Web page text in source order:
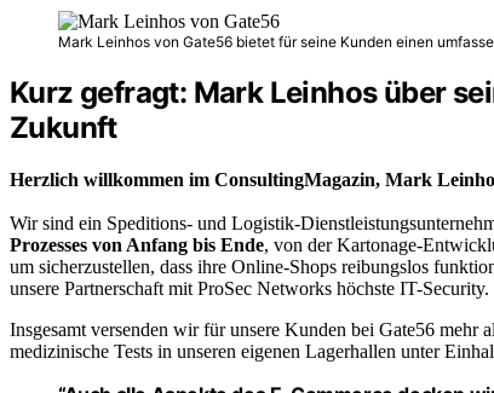
Mark Leinhos von Gate56 bietet für seine Kunden einen
Kurz gefragt: Mark Leinhos über
Zukunft
Herzlich willkommen im ConsultingMagazin, Mark
Wir sind ein Speditions- und Logistik-
Prozesses von Anfang bis Ende, von der Kartonage-
um sicherzustellen, dass ihre Online-Shops reibungslos
unsere Partnerschaft mit ProSec Networks höchste IT-Security.
Insgesamt versenden wir für unsere Kunden bei Gate56
medizinische Tests in unseren eigenen Lagerhallen unter